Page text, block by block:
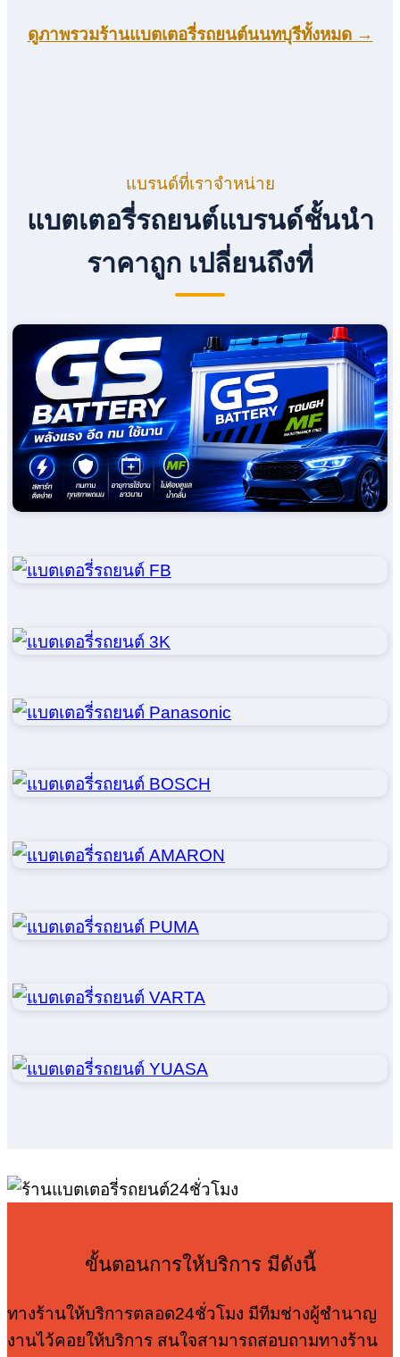
ดูภาพรวมร้านแบตเตอรี่รถยนต์นนทบุรีทั้งหมด →
แบรนด์ที่เราจำหน่าย
แบตเตอรี่รถยนต์แบรนด์ชั้นนำ
ราคาถูก เปลี่ยนถึงที่
ขั้นตอนการให้บริการ มีดังนี้
ทางร้านให้บริการตลอด24ชั่วโมง มีทีมช่างผู้ชำนาญ
งานไว้คอยให้บริการ สนใจสามารถสอบถามทางร้าน